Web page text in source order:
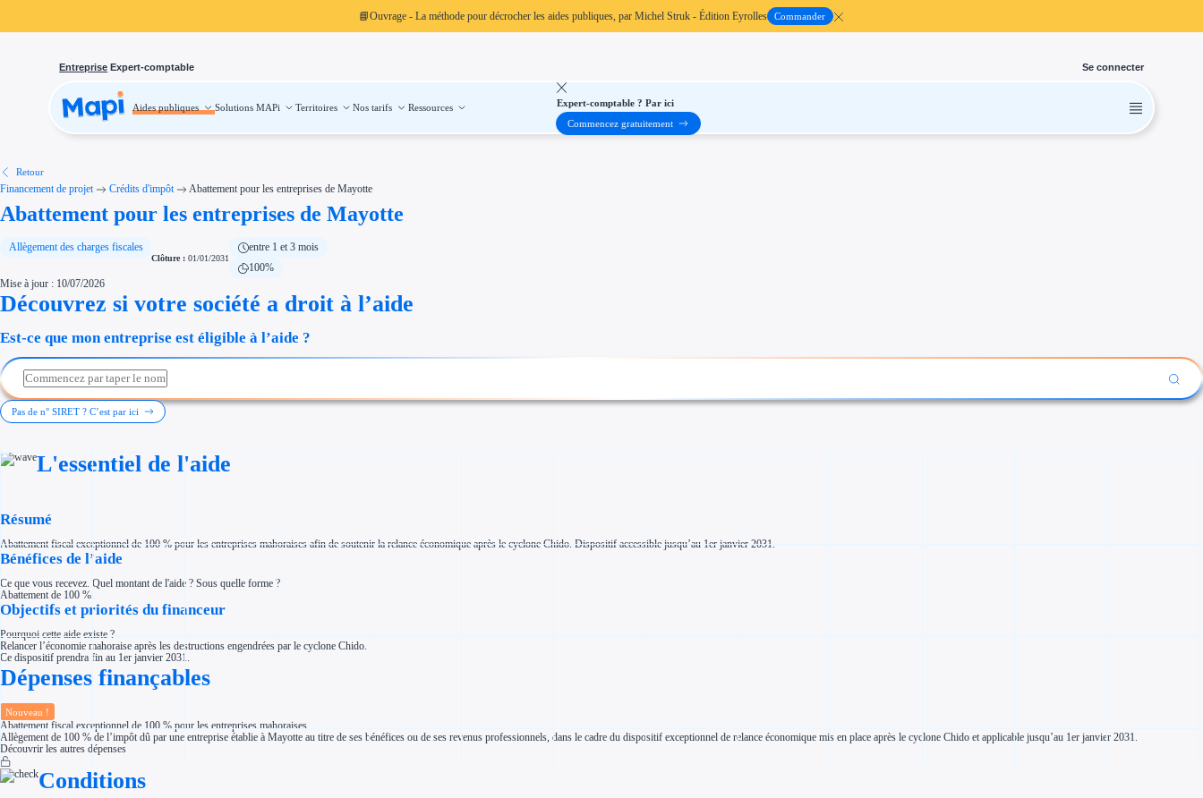
📘Ouvrage - La méthode pour décrocher les aides publiques, par Michel Struk - Édition Eyrolles Commander
Entreprise Expert-comptable Se connecter
Aides publiques Solutions MAPi Territoires Nos tarifs Ressources
Aides publiques
Investissement
Thématiques
Financement innovation
Transition écologique
Développement international
Économies d'énergie et d'eau
Aides RSE entreprise
Cession d'entreprise
Entreprise en difficulté
Type de financements
Aides sans remboursement
Subventions
Investir dans une entreprise
Aides Urssaf
Prêts publics
Par financeur
Aides ADEME
Solutions MAPi
Quelles aides pour votre secteur ?
Ouvrage
Territoires
Régions de A à H
Aides Région Bretagne
Aides Région Centre-Val de Loire
Aides Région Corse
Expert-comptable ? Par ici
Commencez gratuitement
Retour
Financement de projet Crédits d'impôt Abattement pour les entreprises de Mayotte
Abattement pour les entreprises de Mayotte
Allègement des charges fiscales
Clôture : 01/01/2031
entre 1 et 3 mois
100%
Mise à jour : 10/07/2026
Découvrez si votre société a droit à l’aide
Est-ce que mon entreprise est éligible à l’aide ?
Pas de n° SIRET ? C’est par ici
L'essentiel de l'aide
Résumé
Abattement fiscal exceptionnel de 100 % pour les entreprises mahoraises afin de soutenir la relance économique après le cyclone Chido. Dispositif accessible jusqu’au 1er janvier 2031.
Bénéfices de l’aide
Ce que vous recevez. Quel montant de l'aide ? Sous quelle forme ?
Abattement de 100 %.
Objectifs et priorités du financeur
Pourquoi cette aide existe ?
Relancer l’économie mahoraise après les destructions engendrées par le cyclone Chido.
Ce dispositif prendra fin au 1er janvier 2031.
Dépenses finançables
Nouveau !
Abattement fiscal exceptionnel de 100 % pour les entreprises mahoraises
Allègement de 100 % de l’impôt dû par une entreprise établie à Mayotte au titre de ses bénéfices ou de ses revenus professionnels, dans le cadre du dispositif exceptionnel de relance économique mis en place après le cyclone Chido et applicable jusqu’au 1er janvier 2031.
Découvrir les autres dépenses
Conditions